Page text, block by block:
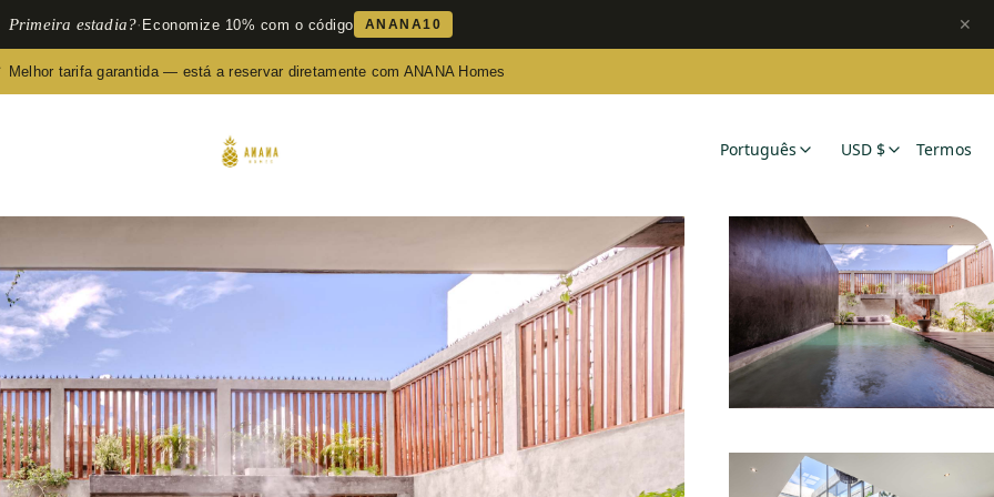
Primeira estadia?· Economize 10% com o código ANANA10 ✕
Melhor tarifa garantida — está a reservar diretamente com ANANA Homes
Português USD $ Termos